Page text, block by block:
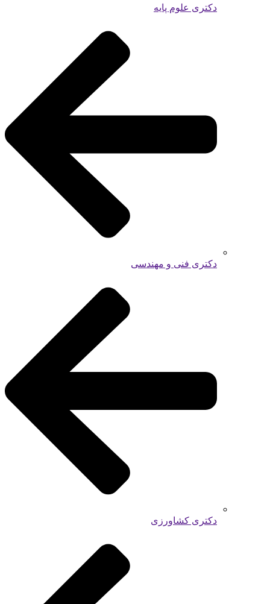
دکتری علوم پایه
دکتری فنی و مهندسی
دکتری کشاورزی